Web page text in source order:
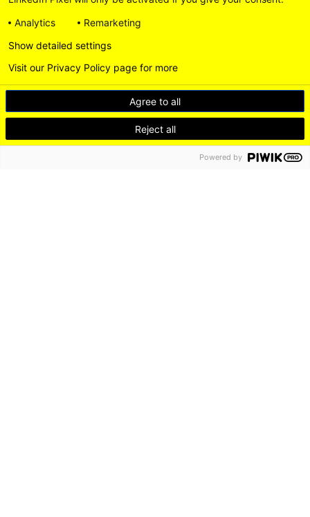
Analytics
Remarketing
Agree to all
Reject all
Show detailed settings
Visit our Privacy Policy page for more
Powered by